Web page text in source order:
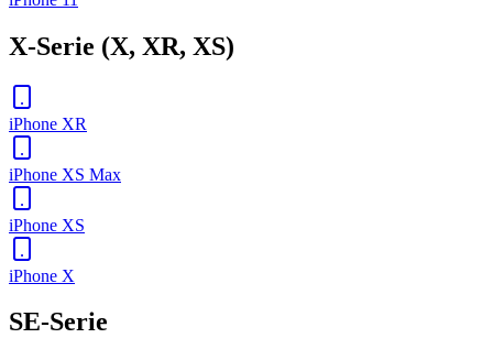
X-Serie (X, XR, XS)
iPhone XR
iPhone XS Max
iPhone XS
iPhone X
SE-Serie